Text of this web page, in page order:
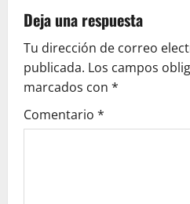
c
i
ó
n
Deja una respuesta
Tu dirección de correo
publicada. Los campos
marcados con *
Comentario *